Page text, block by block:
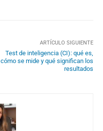
ARTÍCULO SIGUIENTE
Test de inteligencia (CI): qué es,
cómo se mide y qué significan los
resultados